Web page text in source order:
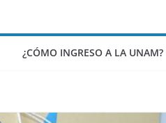
¿CÓMO INGRESO A LA UNAM?